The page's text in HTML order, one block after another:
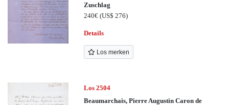
Zuschlag
240€(US$ 276)
Details
Los merken
Los 2504
Beaumarchais, Pierre Augustin Caron de